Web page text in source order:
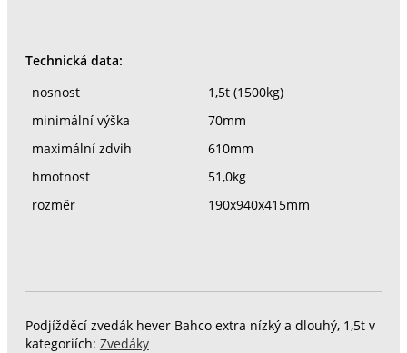
Technická data:
nosnost
1,5t (1500kg)
minimální výška
70mm
maximální zdvih
610mm
hmotnost
51,0kg
rozměr
190x940x415mm
Podjížděcí zvedák hever Bahco extra nízký a dlouhý, 1,5t v
kategoriích: Zvedáky